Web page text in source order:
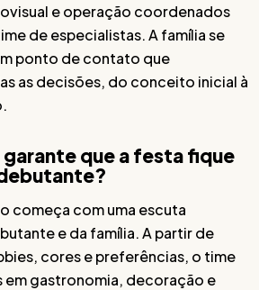
e operação coordenados
de especialistas. A família se
ponto de contato que
as decisões, do conceito inicial à
que a festa fique
começa com uma escuta
e da família. A partir de
cores e preferências, o time
em gastronomia, decoração e